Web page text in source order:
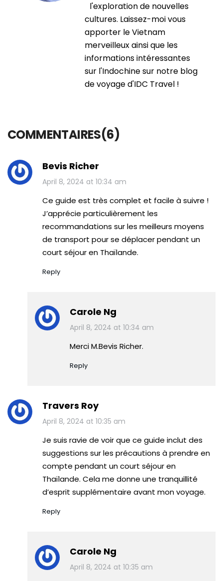
l'exploration de nouvelles
cultures. Laissez-moi vous
apporter le Vietnam
merveilleux ainsi que les
informations intéressantes
sur l'Indochine sur notre blog
de voyage d'IDC Travel !
COMMENTAIRES(6)
Bevis Richer
April 8, 2024 at 10:34 am
Ce guide est très complet et facile à suivre !
J’apprécie particulièrement les
recommandations sur les meilleurs moyens
de transport pour se déplacer pendant un
court séjour en Thaïlande.
Reply
Carole Ng
April 8, 2024 at 10:34 am
Merci M.Bevis Richer.
Reply
Travers Roy
April 8, 2024 at 10:35 am
Je suis ravie de voir que ce guide inclut des
suggestions sur les précautions à prendre en
compte pendant un court séjour en
Thaïlande. Cela me donne une tranquillité
d’esprit supplémentaire avant mon voyage.
Reply
Carole Ng
April 8, 2024 at 10:35 am